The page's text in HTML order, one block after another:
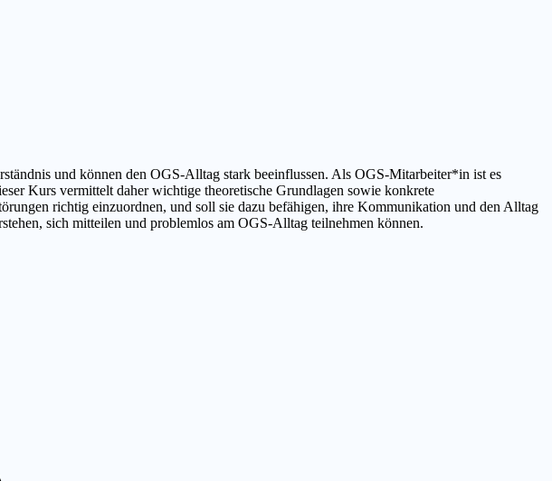
und können den OGS-Alltag stark beeinflussen. Als OGS-Mitarbeiter*in ist es
Kurs vermittelt daher wichtige theoretische Grundlagen sowie konkrete
richtig einzuordnen, und soll sie dazu befähigen, ihre Kommunikation und den Alltag
sich mitteilen und problemlos am OGS-Alltag teilnehmen können.